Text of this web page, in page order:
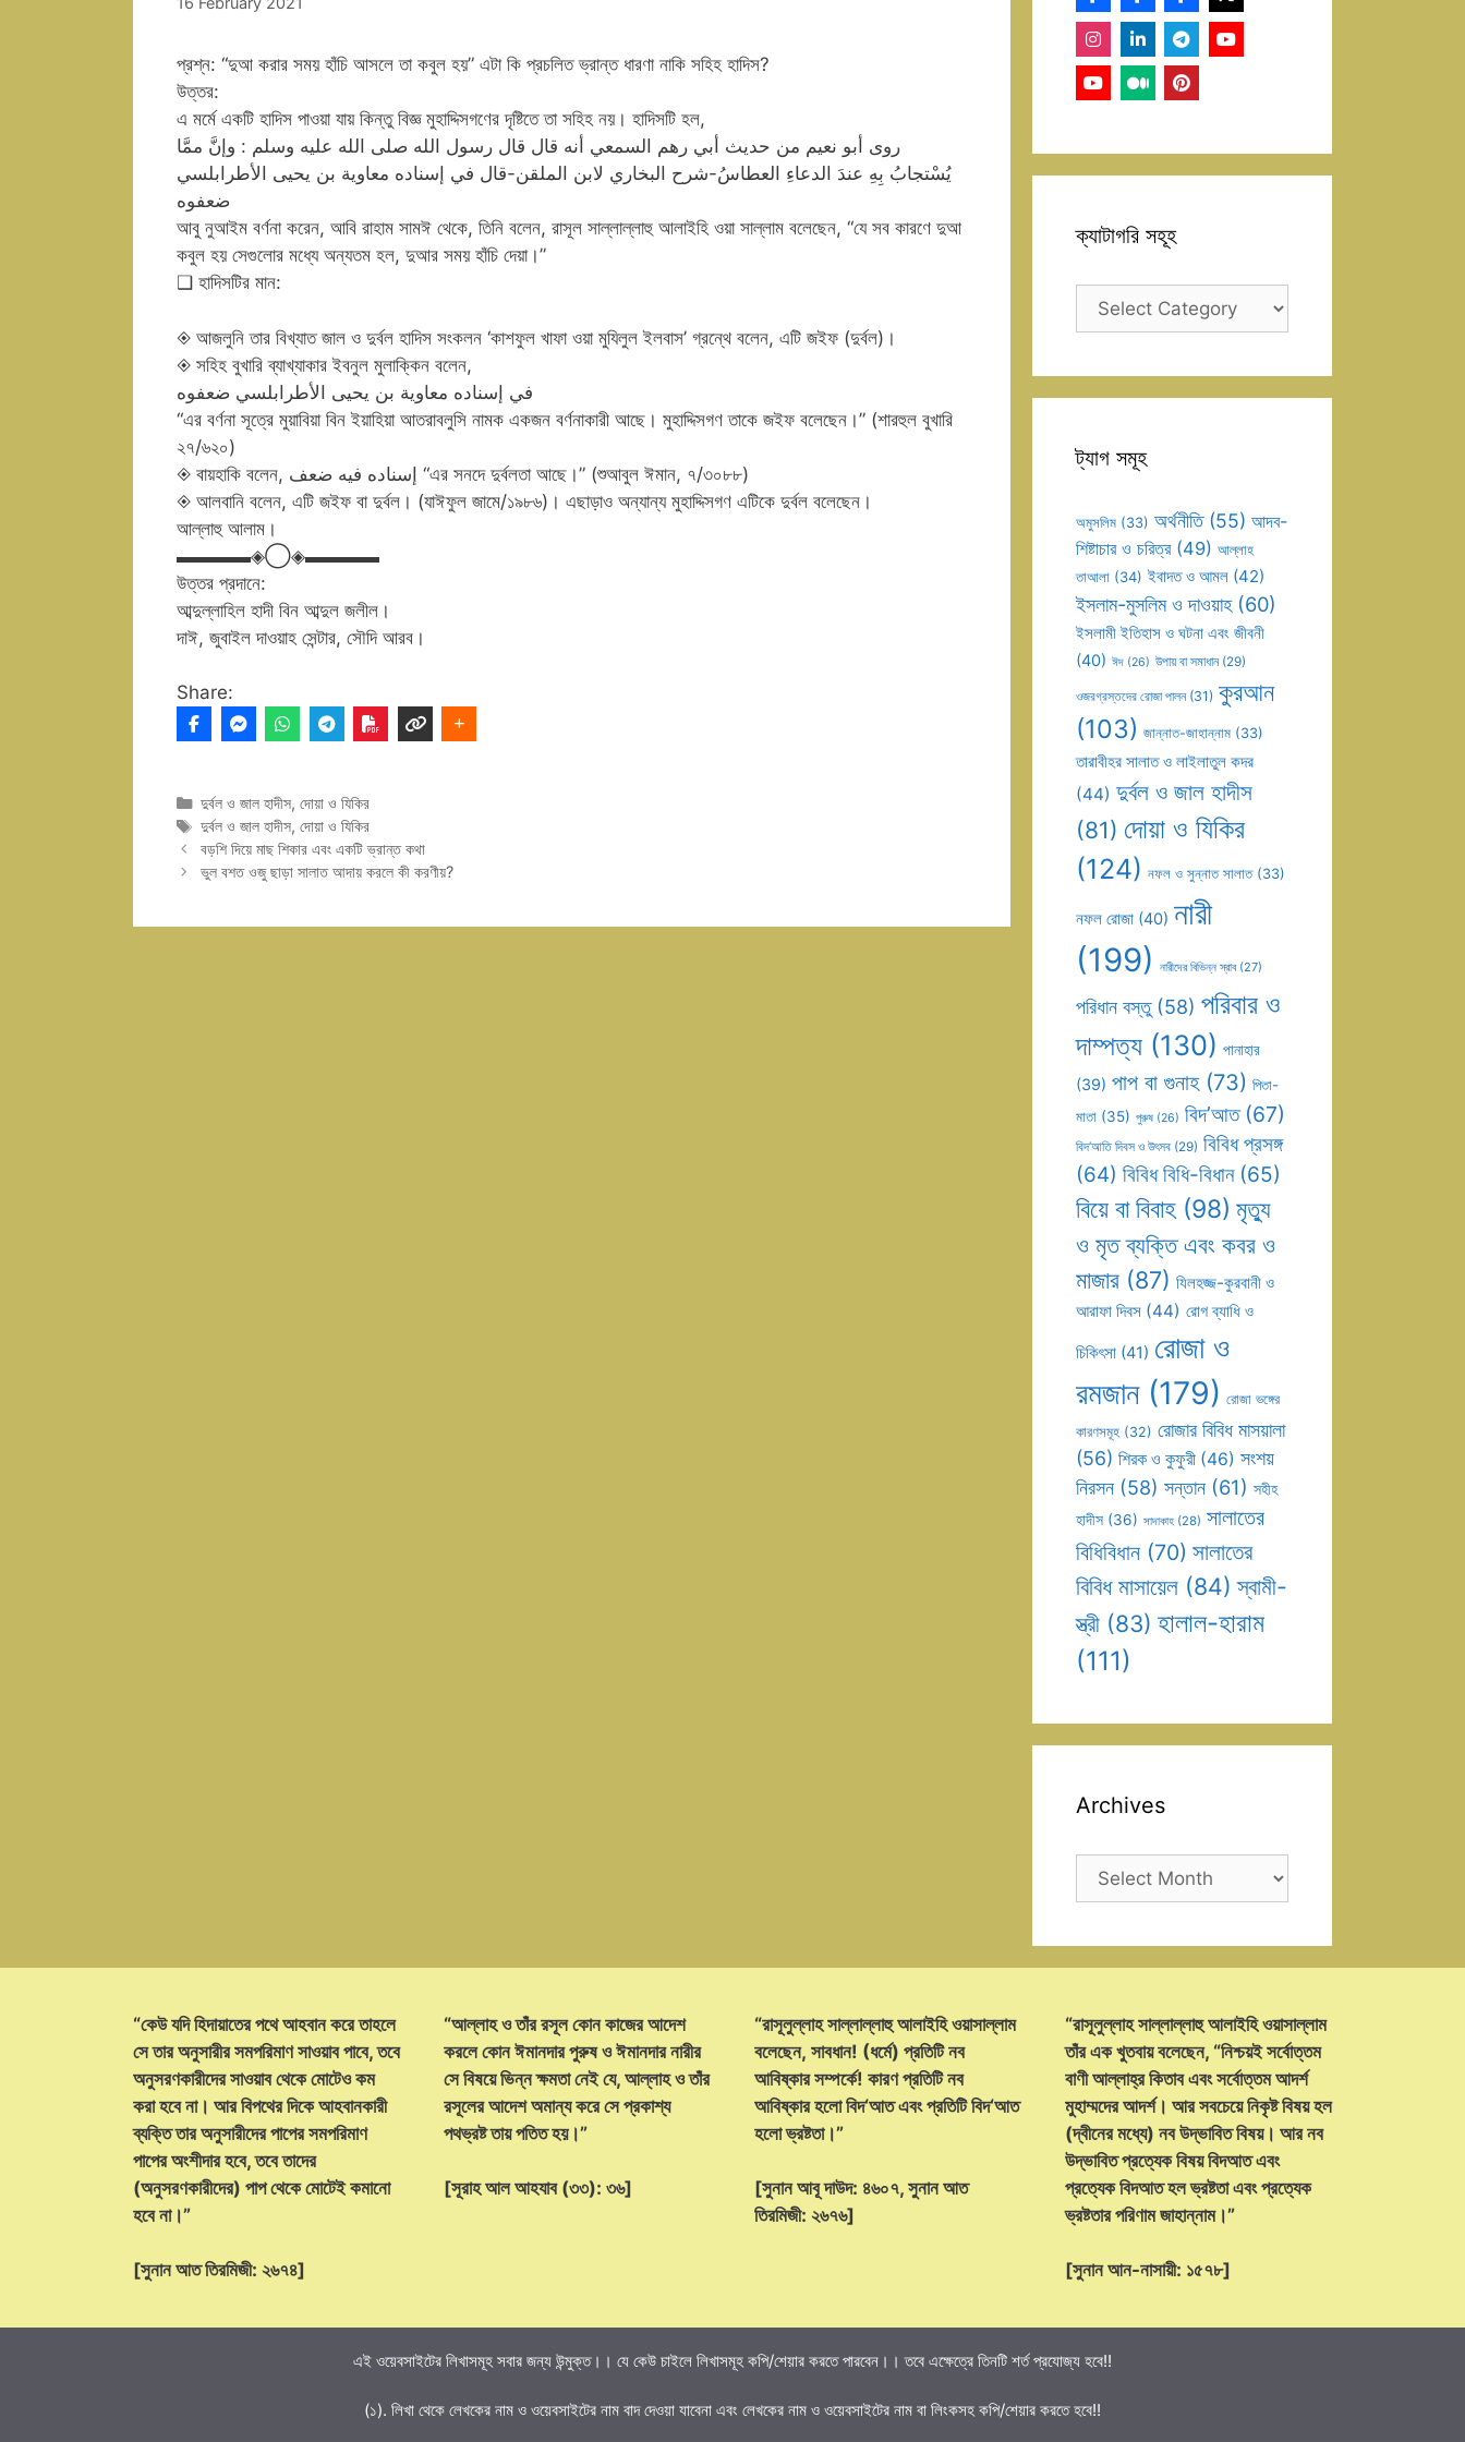
প্রশ্ন: “দুআ করার সময় হাঁচি আসলে তা কবুল হয়” এটা কি প্রচলিত ভ্রান্ত ধারণা নাকি সহিহ হাদিস?
উত্তর:
এ মর্মে একটি হাদিস পাওয়া যায় কিন্তু বিজ্ঞ মুহাদ্দিসগণের দৃষ্টিতে তা সহিহ নয়। হাদিসটি হল,
روى أبو نعيم من حديث أبي رهم السمعي أنه قال قال رسول الله صلى الله عليه وسلم : وإنَّ ممَّا
يُسْتجابُ بِهِ عندَ الدعاءِ العطاسُ-شرح البخاري لابن الملقن-قال في إسناده معاوية بن يحيى الأطرابلسي
ضعفوه
আবু নুআইম বর্ণনা করেন, আবি রাহাম সামঈ থেকে, তিনি বলেন, রাসূল সাল্লাল্লাহু আলাইহি ওয়া সাল্লাম বলেছেন, “যে সব কারণে দুআ
কবুল হয় সেগুলোর মধ্যে অন্যতম হল, দুআর সময় হাঁচি দেয়া।”
❑ হাদিসটির মান:
◈ আজলুনি তার বিখ্যাত জাল ও দুর্বল হাদিস সংকলন ‘কাশফুল খাফা ওয়া মুযিলুল ইলবাস’ গ্রন্থে বলেন, এটি জইফ (দুর্বল)।
◈ সহিহ বুখারি ব্যাখ্যাকার ইবনুল মুলাক্কিন বলেন,
في إسناده معاوية بن يحيى الأطرابلسي ضعفوه
“এর বর্ণনা সূত্রে মুয়াবিয়া বিন ইয়াহিয়া আতরাবলুসি নামক একজন বর্ণনাকারী আছে। মুহাদ্দিসগণ তাকে জইফ বলেছেন।” (শারহুল বুখারি
২৭/৬২০)
◈ বায়হাকি বলেন, إسناده فيه ضعف “এর সনদে দুর্বলতা আছে।” (শুআবুল ঈমান, ৭/৩০৮৮)
◈ আলবানি বলেন, এটি জইফ বা দুর্বল। (যাঈফুল জামে/১৯৮৬)। এছাড়াও অন্যান্য মুহাদ্দিসগণ এটিকে দুর্বল বলেছেন।
আল্লাহু আলাম।
▬▬▬▬◈◯◈▬▬▬▬
উত্তর প্রদানে:
আব্দুল্লাহিল হাদী বিন আব্দুল জলীল।
দাঈ, জুবাইল দাওয়াহ সেন্টার, সৌদি আরব।
Share:
Categories
দুর্বল ও জাল হাদীস, দোয়া ও যিকির
Tags
দুর্বল ও জাল হাদীস, দোয়া ও যিকির
বড়শি দিয়ে মাছ শিকার এবং একটি ভ্রান্ত কথা
ভুল বশত ওজু ছাড়া সালাত আদায় করলে কী করণীয়?
ক্যাটাগরি সহূহ
ক্যাটাগরি
ট্যাগ সমূহ
অমুসলিম (33) অর্থনীতি(55) আদব-
শিষ্টাচার ও চরিত্র(49) আল্লাহ
তাআলা (34) ইবাদত ও আমল (42)
ইসলাম-মুসলিম ও দাওয়াহ(60)
ইসলামী ইতিহাস ও ঘটনা এবং জীবনী
(40) ঈদ (26) উপায় বা সমাধান(29)
ওজরগ্রস্তদের রোজা পালন(31) কুরআন
(103) জান্নাত-জাহান্নাম (33)
তারাবীহর সালাত ও লাইলাতুল কদর
(44) দুর্বল ও জাল হাদীস
(81) দোয়া ও যিকির
(124) নফল ও সুন্নাত সালাত(33)
নফল রোজা (40) নারী
(199) নারীদের বিভিন্ন স্রাব(27)
পরিধান বস্তু(58) পরিবার ও
দাম্পত্য (130) পানাহার
(39) পাপ বা গুনাহ(73) পিতা-
মাতা (35) পুরুষ (26) বিদ’আত(67)
বিদ’আতি দিবস ও উৎসব (29) বিবিধ প্রসঙ্গ
(64) বিবিধ বিধি-বিধান(65)
বিয়ে বা বিবাহ (98) মৃত্যু
ও মৃত ব্যক্তি এবং কবর ও
মাজার (87) যিলহজ্জ-কুরবানী ও
আরাফা দিবস (44) রোগ ব্যাধি ও
চিকিৎসা (41) রোজা ও
রমজান(179) রোজা ভঙ্গের
কারণসমূহ (32) রোজার বিবিধ মাসয়ালা
(56) শিরক ও কুফুরী (46) সংশয়
নিরসন (58) সন্তান (61) সহীহ
হাদীস (36) সাদাকাহ (28) সালাতের
বিধিবিধান (70) সালাতের
বিবিধ মাসায়েল (84) স্বামী-
স্ত্রী (83) হালাল-হারাম
(111)
Archives
Archives
“কেউ যদি হিদায়াতের পথে আহবান করে তাহলে
সে তার অনুসারীর সমপরিমাণ সাওয়াব পাবে, তবে
অনুসরণকারীদের সাওয়াব থেকে মোটেও কম
করা হবে না। আর বিপথের দিকে আহবানকারী
ব্যক্তি তার অনুসারীদের পাপের সমপরিমাণ
পাপের অংশীদার হবে, তবে তাদের
(অনুসরণকারীদের) পাপ থেকে মোটেই কমানো
হবে না।”
[সুনান আত তিরমিজী: ২৬৭৪]
“আল্লাহ ও তাঁর রসূল কোন কাজের আদেশ
করলে কোন ঈমানদার পুরুষ ও ঈমানদার নারীর
সে বিষয়ে ভিন্ন ক্ষমতা নেই যে, আল্লাহ ও তাঁর
রসূলের আদেশ অমান্য করে সে প্রকাশ্য
পথভ্রষ্ট তায় পতিত হয়।”
[সূরাহ আল আহযাব (৩৩): ৩৬]
“রাসূলুল্লাহ সাল্লাল্লাহু আলাইহি ওয়াসাল্লাম
বলেছেন, সাবধান! (ধর্মে) প্রতিটি নব
আবিষ্কার সম্পর্কে! কারণ প্রতিটি নব
আবিষ্কার হলো বিদ‘আত এবং প্রতিটি বিদ‘আত
হলো ভ্রষ্টতা।”
[সুনান আবূ দাউদ: ৪৬০৭, সুনান আত
তিরমিজী: ২৬৭৬]
“রাসূলুল্লাহ সাল্লাল্লাহু আলাইহি ওয়াসাল্লাম
তাঁর এক খুতবায় বলেছেন, “নিশ্চয়ই সর্বোত্তম
বাণী আল্লাহ্‌র কিতাব এবং সর্বোত্তম আদর্শ
মুহাম্মদের আদর্শ। আর সবচেয়ে নিকৃষ্ট বিষয় হল
(দ্বীনের মধ্যে) নব উদ্ভাবিত বিষয়। আর নব
উদ্ভাবিত প্রত্যেক বিষয় বিদআত এবং
প্রত্যেক বিদআত হল ভ্রষ্টতা এবং প্রত্যেক
ভ্রষ্টতার পরিণাম জাহান্নাম।”
[সুনান আন-নাসায়ী: ১৫৭৮]
এই ওয়েবসাইটের লিখাসমূহ সবার জন্য উন্মুক্ত।। যে কেউ চাইলে লিখাসমূহ কপি/শেয়ার করতে পারবেন।। তবে এক্ষেত্রে তিনটি শর্ত প্রযোজ্য হবে!!
(১). লিখা থেকে লেখকের নাম ও ওয়েবসাইটের নাম বাদ দেওয়া যাবেনা এবং লেখকের নাম ও ওয়েবসাইটের নাম বা লিংকসহ কপি/শেয়ার করতে হবে!!